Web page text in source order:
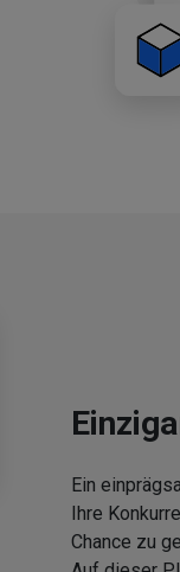
Ein
Ihre
Chance zu